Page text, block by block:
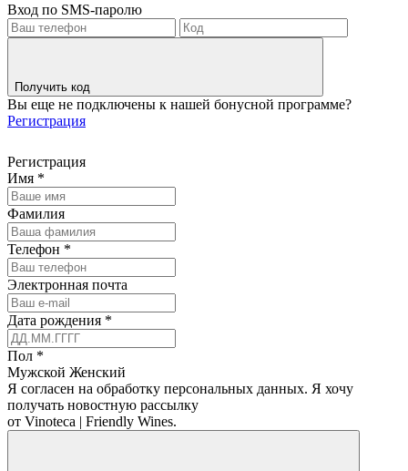
Вход по SMS-паролю
Получить код
Вы еще не подключены к нашей бонусной программе?
Регистрация
Регистрация
Имя *
Фамилия
Телефон *
Электронная почта
Дата рождения *
Пол *
Мужской Женский
Я согласен на обработку персональных данных. Я хочу
получать новостную рассылку
от Vinoteca | Friendly Wines.